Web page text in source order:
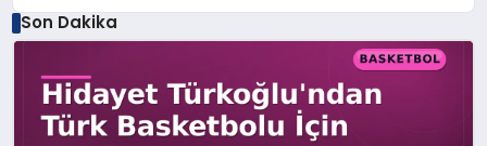
Son Dakika